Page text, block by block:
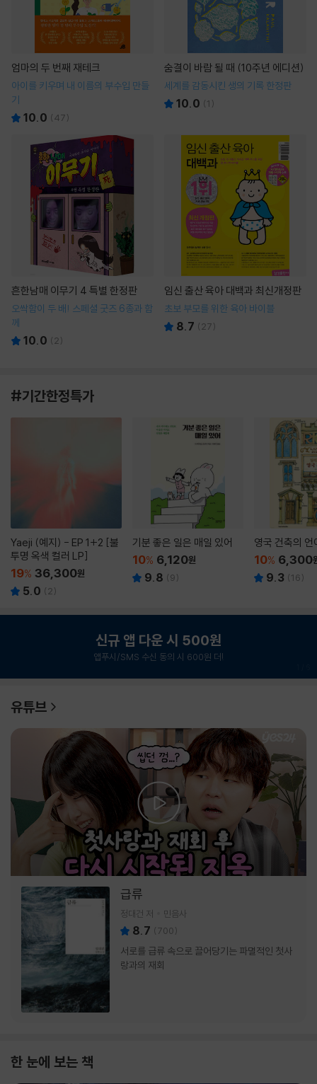
엄마의 두 번째 재테크
아이를 키우며 내 이름의 부수입 만들
기
10.0 (47)
숨결이 바람 될 때 (10주년 에디션)
세계를 감동시킨 생의 기록 한정판
10.0 (1 )
흔한남매 이무기 4 특별 한정판
오싹함이 두 배! 스페셜 굿즈 6종과 함
께
10.0 ( 2)
임신 출산 육아 대백과 최신개정판
초보 부모를 위한 육아 바이블
8.7 ( 27)
#기간한정특가
Yaeji (예지) - EP 1+2 [불
투명 옥색 컬러 LP]
19% 36,300원
5.0 ( 2)
기분 좋은 일은 매일 있어
10% 6,120원
9.8 (9)
영국 건축의 언
10% 6,300
9.3 (16)
신규 앱 다운 시 500원
앱푸시/SMS 수신 동의 시 600원 더!
유튜브
급류
정대건 저 민음사
8.7 (700)
서로를 급류 속으로 끌어당기는 파멸적인 첫사
랑과의 재회
한 눈에 보는 책